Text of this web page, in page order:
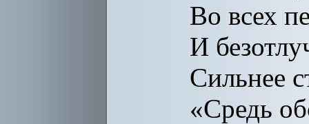
Во всех
И
Сильнее
«Средь